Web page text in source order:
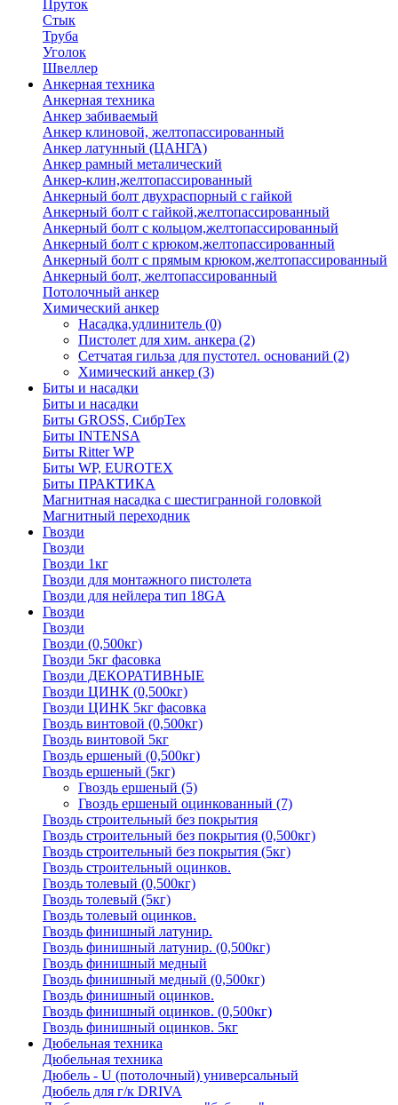
Пруток
Стык
Труба
Уголок
Швеллер
Анкерная техника
Анкерная техника
Анкер забиваемый
Анкер клиновой, желтопассированный
Анкер латунный (ЦАНГА)
Анкер рамный металический
Анкер-клин,желтопассированный
Анкерный болт двухраспорный с гайкой
Анкерный болт с гайкой,желтопассированный
Анкерный болт с кольцом,желтопассированный
Анкерный болт с крюком,желтопассированный
Анкерный болт с прямым крюком,желтопассированный
Анкерный болт, желтопассированный
Потолочный анкер
Химический анкер
Насадка,удлинитель (0)
Пистолет для хим. анкера (2)
Сетчатая гильза для пустотел. оснований (2)
Химический анкер (3)
Биты и насадки
Биты и насадки
Биты GROSS, СибрТех
Биты INTENSA
Биты Ritter WP
Биты WP, EUROTEX
Биты ПРАКТИКА
Магнитная насадка с шестигранной головкой
Магнитный переходник
Гвозди
Гвозди
Гвозди 1кг
Гвозди для монтажного пистолета
Гвозди для нейлера тип 18GA
Гвозди
Гвозди
Гвозди (0,500кг)
Гвозди 5кг фасовка
Гвозди ДЕКОРАТИВНЫЕ
Гвозди ЦИНК (0,500кг)
Гвозди ЦИНК 5кг фасовка
Гвоздь винтовой (0,500кг)
Гвоздь винтовой 5кг
Гвоздь ершеный (0,500кг)
Гвоздь ершеный (5кг)
Гвоздь ершеный (5)
Гвоздь ершеный оцинкованный (7)
Гвоздь строительный без покрытия
Гвоздь строительный без покрытия (0,500кг)
Гвоздь строительный без покрытия (5кг)
Гвоздь строительный оцинков.
Гвоздь толевый (0,500кг)
Гвоздь толевый (5кг)
Гвоздь толевый оцинков.
Гвоздь финишный латунир.
Гвоздь финишный латунир. (0,500кг)
Гвоздь финишный медный
Гвоздь финишный медный (0,500кг)
Гвоздь финишный оцинков.
Гвоздь финишный оцинков. (0,500кг)
Гвоздь финишный оцинков. 5кг
Дюбельная техника
Дюбельная техника
Дюбель - U (потолочный) универсальный
Дюбель для г/к DRIVA